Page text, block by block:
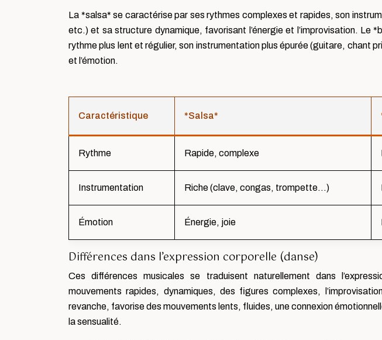
La *salsa* se caractérise par ses rythmes complexes et rapides, son
etc.) et sa structure dynamique, favorisant l’énergie et l’improvisation. Le
rythme plus lent et régulier, son instrumentation plus épurée (guitare, chant
et l’émotion.
Caractéristique *Salsa*
Rythme Rapide, complexe
Instrumentation Riche (clave, congas, trompette…)
Émotion Énergie, joie
Différences dans l’expression corporelle (danse)
Ces différences musicales se traduisent naturellement dans
mouvements rapides, dynamiques, des figures complexes,
revanche, favorise des mouvements lents, fluides, une connexion
la sensualité.